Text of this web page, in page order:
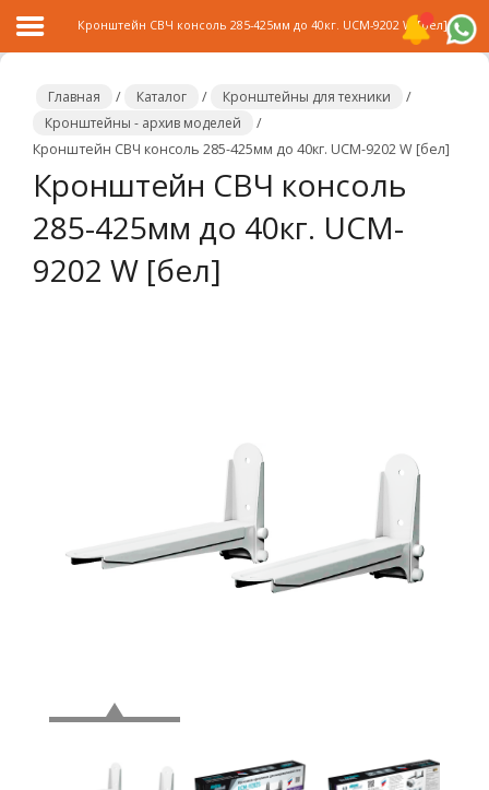
Главная
Каталог
Сертификаты
Кронштейн СВЧ консоль 285-425мм до 40кг. UCM-9202 W [бел]
Главная / Каталог / Кронштейны для техники
/
Кронштейны - архив моделей
/
Кронштейн СВЧ консоль 285-425мм до 40кг. UCM-9202 W [бел]
Кронштейн СВЧ консоль
285-425мм до 40кг. UCM-
9202 W [бел]